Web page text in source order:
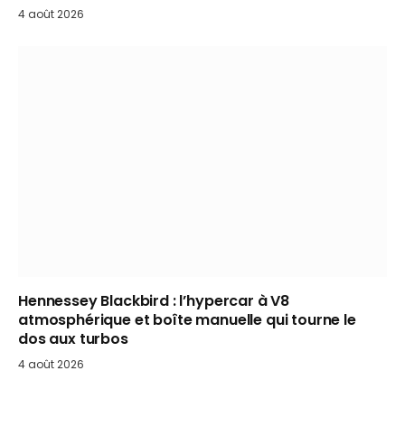
4 août 2026
Hennessey Blackbird : l’hypercar à V8
atmosphérique et boîte manuelle qui tourne le
dos aux turbos
4 août 2026